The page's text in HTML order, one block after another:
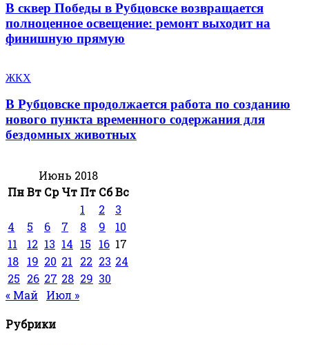
В сквер Победы в Рубцовске возвращается
полноценное освещение: ремонт выходит на
финишную прямую
ЖКХ
В Рубцовске продолжается работа по созданию
нового пункта временного содержания для
бездомных животных
Июнь 2018
ПнВт Ср Чт Пт СбВс
1
2
3
4
5 6 7 8 9
10
11
12 13 14 15 16 17
18
19 20 21 22 23 24
25 26 27 28 29 30
« Май
Июл »
Рубрики